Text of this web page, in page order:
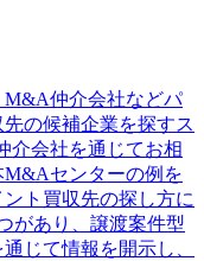
M&A仲介会社などパ
の候補企業を探すス
介会社を通じてお相
センターの例を
ト買収先の探し方に
があり、譲渡案件型
じて情報を開示し、